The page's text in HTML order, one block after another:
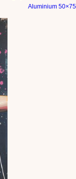
Aluminium 50×75